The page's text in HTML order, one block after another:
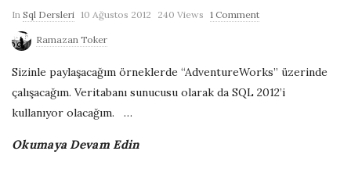
In Sql Dersleri P
u
l
i
s
h
10 Ağustos 2012 240 Views 1 Comment
Ramazan Toker
Sizinle paylaşacağım örneklerde “AdventureWorks” üzerinde
çalışacağım. Veritabanı sunucusu olarak da SQL 2012’i
kullanıyor olacağım.
…
Okumaya Devam Edin